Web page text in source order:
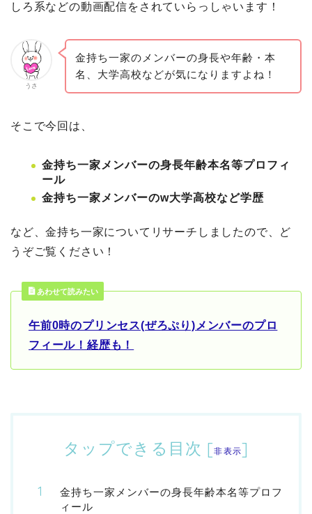
しろ系などの動画配信をされていらっしゃいます！
うさ
金持ち一家のメンバーの身長や年齢・本
名、大学高校などが気になりますよね！
そこで今回は、
金持ち一家メンバーの身長年齢本名等プロフィ
ール
金持ち一家メンバーのw大学高校など学歴
など、金持ち一家についてリサーチしましたので、ど
うぞご覧ください！
あわせて読みたい
午前0時のプリンセス(ぜろぷり)メンバーのプロ
フィール！経歴も！
タップできる目次 [非表示]
金持ち一家メンバーの身長年齢本名等プロフ
ィール